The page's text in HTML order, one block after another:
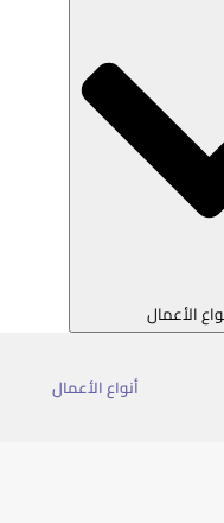
أنواع الأعمال